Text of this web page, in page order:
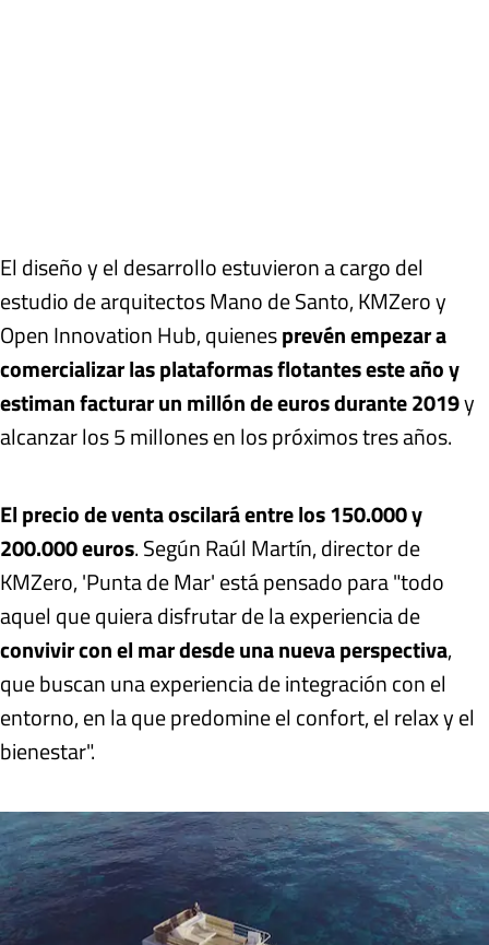
El diseño y el desarrollo estuvieron a cargo del
estudio de arquitectos Mano de Santo, KMZero y
Open Innovation Hub, quienesprevén empezar a
comercializar las plataformas flotantes este año y
estiman facturar un millón de euros durante 2019y
alcanzar los 5 millones en los próximos tres años.
El precio de venta oscilará entre los 150.000 y
200.000 euros. Según Raúl Martín, director de
KMZero, 'Punta de Mar' está pensado para "todo
aquel que quiera disfrutar de la experiencia de
convivir con el mar desde una nueva perspectiva,
que buscan una experiencia de integración con el
entorno, en la que predomine el confort, el relax y el
bienestar".